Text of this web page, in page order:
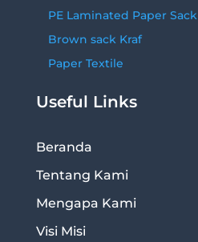
PE Laminated Paper Sack
Brown sack Kraf
Paper Textile
Useful Links
Beranda
Tentang Kami
Mengapa Kami
Visi Misi